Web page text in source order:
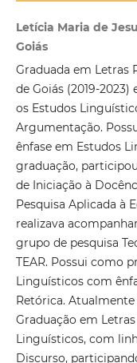
Letícia Maria de
Goiás
Graduada em Letras
de Goiás (2019-
os Estudos
Argumentação.
ênfase em Estudos
graduação,
de Iniciação à
Pesquisa Aplicada à
realizava
grupo de pesquisa
TEAR. Possui como
Linguísticos com
Retórica.
Graduação em
Linguísticos, com
Discurso,